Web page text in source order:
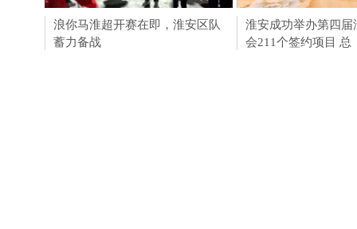
浪你马淮超开赛在即，淮安区队
蓄力备战
淮安成功举办第四届
会211个签约项目 总
淮安成功举办第四届
会211个签约项目 总